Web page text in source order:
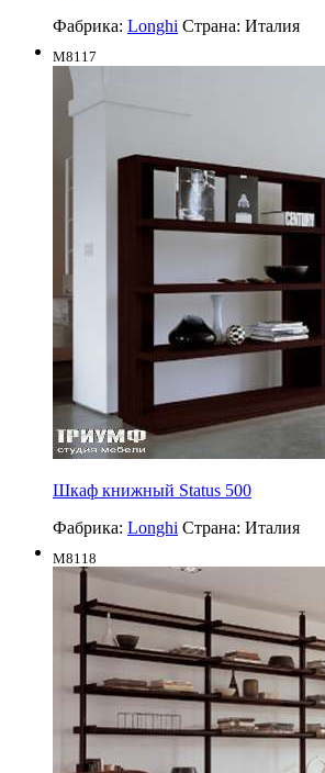
Фабрика: Longhi Страна: Италия
M8117
Шкаф книжный Status 500
Фабрика: Longhi Страна: Италия
M8118